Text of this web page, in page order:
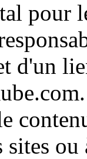
pour
d'un
ou